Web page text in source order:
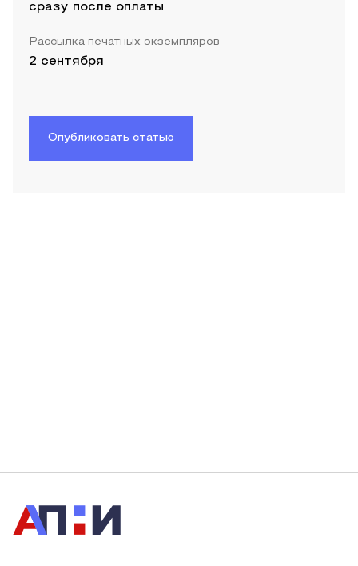
сразу после оплаты
Рассылка печатных экземпляров
2 сентября
Опубликовать статью